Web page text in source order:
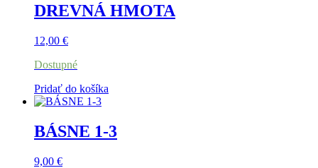
DREVNÁ HMOTA
12,00 €
Dostupné
Pridať do košíka
BÁSNE 1-3
9,00 €